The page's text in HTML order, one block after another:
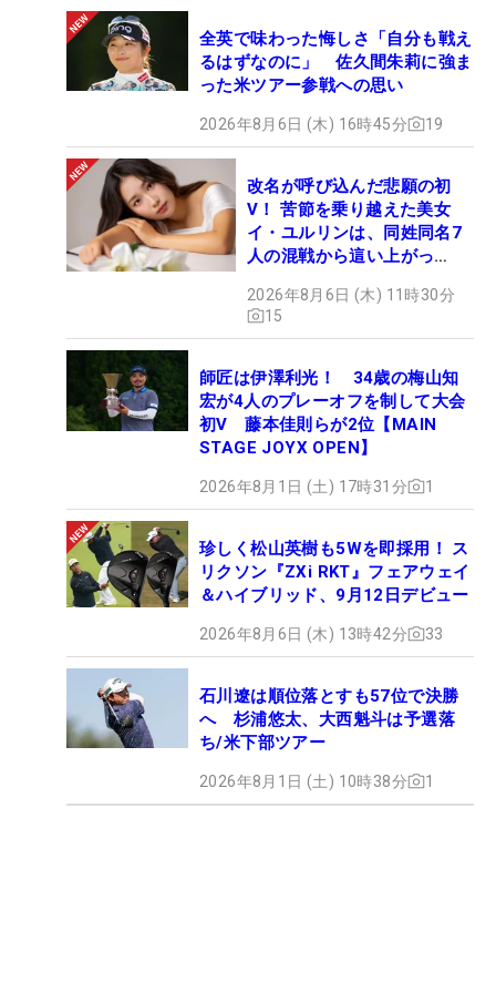
全英で味わった悔しさ「自分も戦え
るはずなのに」 佐久間朱莉に強ま
った米ツアー参戦への思い
2026年8月6日 (木) 16時45分 19
改名が呼び込んだ悲願の初
V！ 苦節を乗り越えた美女
イ・ユルリンは、同姓同名7
人の混戦から這い上がっ
2026年8月6日 (木) 11時30分
15
師匠は伊澤利光！ 34歳の梅山知
宏が4人のプレーオフを制して大会
初V 藤本佳則らが2位【MAIN
STAGE JOYX OPEN】
2026年8月1日 (土) 17時31分 1
珍しく松山英樹も5Wを即採用！ ス
リクソン『ZXi RKT』フェアウェイ
＆ハイブリッド、9月12日デビュー
2026年8月6日 (木) 13時42分 33
石川遼は順位落とすも57位で決勝
へ 杉浦悠太、大西魁斗は予選落
ち/米下部ツアー
2026年8月1日 (土) 10時38分 1